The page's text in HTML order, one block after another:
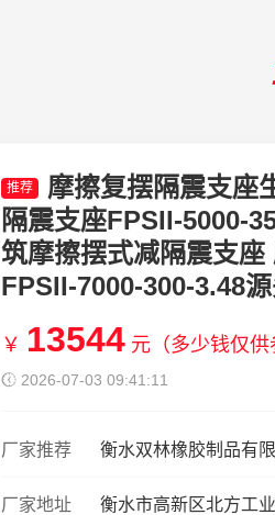
推荐
摩擦复摆隔震支座
隔震支座FPSII-5000-
筑摩擦摆式减隔震支座
FPSII-7000-300-3.48
￥ 13544 元（多少钱仅供
2026-07-03 09:41:11
厂家推荐 衡水双林橡胶制品有
厂家地址 衡水市高新区北方工